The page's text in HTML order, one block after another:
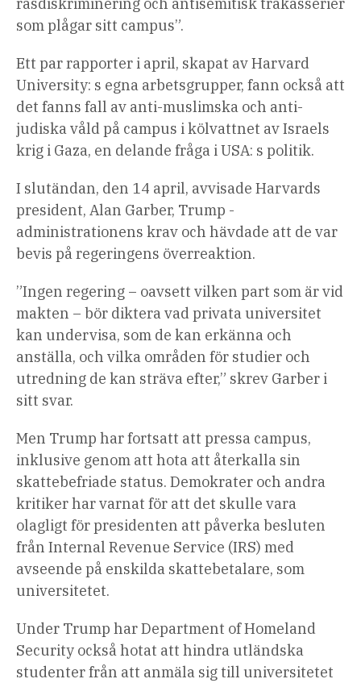
som plågar sitt campus”.
Ett par rapporter i april, skapat av Harvard
University: s egna arbetsgrupper, fann också att
det fanns fall av anti-muslimska och anti-
judiska våld på campus i kölvattnet av Israels
krig i Gaza, en delande fråga i USA: s politik.
I slutändan, den 14 april, avvisade Harvards
president, Alan Garber, Trump -
administrationens krav och hävdade att de var
bevis på regeringens överreaktion.
”Ingen regering – oavsett vilken part som är vid
makten – bör diktera vad privata universitet
kan undervisa, som de kan erkänna och
anställa, och vilka områden för studier och
utredning de kan sträva efter,” skrev Garber i
sitt svar.
Men Trump har fortsatt att pressa campus,
inklusive genom att hota att återkalla sin
skattebefriade status. Demokrater och andra
kritiker har varnat för att det skulle vara
olagligt för presidenten att påverka besluten
från Internal Revenue Service (IRS) med
avseende på enskilda skattebetalare, som
universitetet.
Under Trump har Department of Homeland
Security också hotat att hindra utländska
studenter från att anmäla sig till universitetet